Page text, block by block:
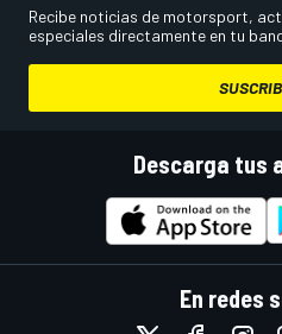
Recibe noticias de motorsport,
especiales directamente en tu
Descarga tus
En redes